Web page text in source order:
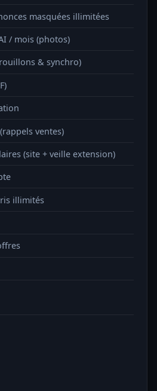
masquées illimitées
/ mois (photos)
& synchro)
ventes)
(site + veille extension)
illimités